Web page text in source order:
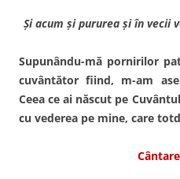
Şi acum şi pururea şi în vecii
Supunându-mă pornirilor
cuvântător fiind, m-am
Ceea ce ai născut pe
cu vederea pe mine, care